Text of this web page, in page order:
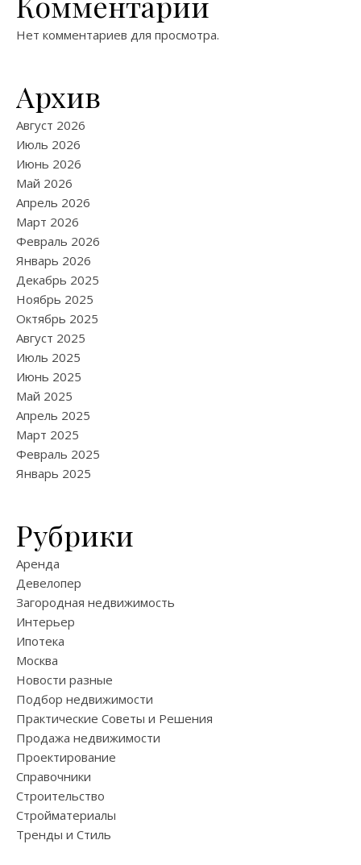
Нет комментариев для просмотра.
Архив
Август 2026
Июль 2026
Июнь 2026
Май 2026
Апрель 2026
Март 2026
Февраль 2026
Январь 2026
Декабрь 2025
Ноябрь 2025
Октябрь 2025
Август 2025
Июль 2025
Июнь 2025
Май 2025
Апрель 2025
Март 2025
Февраль 2025
Январь 2025
Рубрики
Аренда
Девелопер
Загородная недвижимость
Интерьер
Ипотека
Москва
Новости разные
Подбор недвижимости
Практические Советы и Решения
Продажа недвижимости
Проектирование
Справочники
Строительство
Стройматериалы
Тренды и Стиль